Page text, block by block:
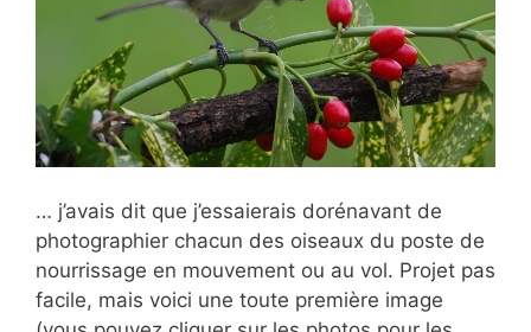
… j’avais dit que j’essaierais dorénavant de
photographier chacun des oiseaux du poste de
nourrissage en mouvement ou au vol. Projet pas
facile, mais voici une toute première image